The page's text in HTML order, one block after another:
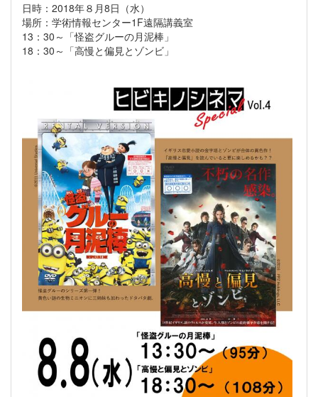
日時：2018年８月8日（水）
場所：学術情報センター1F遠隔講義室
13：30～「怪盗グルーの月泥棒」
18：30～「高慢と偏見とゾンビ」